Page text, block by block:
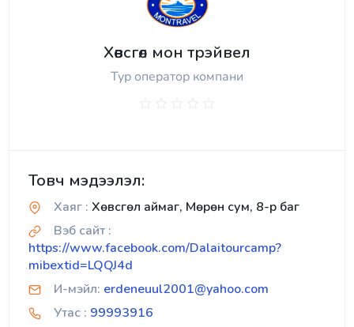
Хөвсгөл мон трэйвел
Тур оператор компани
Товч мэдээлэл:
Хаяг : Хөвсгөл аймаг, Мөрөн сум, 8-р баг
Вэб сайт :
https://www.facebook.com/Dalaitourcamp?
mibextid=LQQJ4d
И-мэйл: erdeneuul2001@yahoo.com
Утас : 99993916